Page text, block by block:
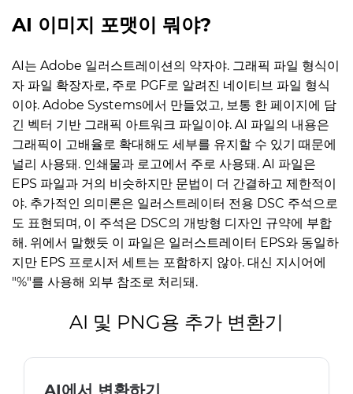
AI 이미지 포맷이 뭐야?
AI는 Adobe 일러스트레이션의 약자야. 그래픽 파일 형식이
자 파일 확장자로, 주로 PGF로 알려진 네이티브 파일 형식
이야. Adobe Systems에서 만들었고, 보통 한 페이지에 담
긴 벡터 기반 그래픽 아트워크 파일이야. AI 파일의 내용은
그래픽이 고배율로 확대해도 세부를 유지할 수 있기 때문에
널리 사용돼. 인쇄물과 로고에서 주로 사용돼. AI 파일은
EPS 파일과 거의 비슷하지만 문법이 더 간결하고 제한적이
야. 추가적인 의미론은 일러스트레이터 전용 DSC 주석으로
도 표현되며, 이 주석은 DSC의 개방형 디자인 규약에 부합
해. 위에서 말했듯 이 파일은 일러스트레이터 EPS와 동일하
지만 EPS 프로시저 세트는 포함하지 않아. 대신 지시어에
"%"를 사용해 외부 참조로 처리돼.
AI 및 PNG용 추가 변환기
AI에서 변환하기